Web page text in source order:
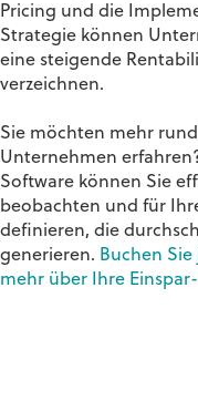
Pricing und die
Strategie können
eine steigende
verzeichnen.
Sie möchten mehr
Unternehmen
Software können Sie
beobachten und für
definieren, die
generieren. Buchen
mehr über Ihre